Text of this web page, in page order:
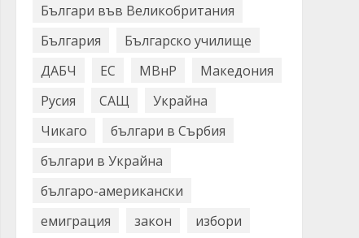
Българи във Великобритания
България
Българско училище
ДАБЧ
ЕС МВнР
Македония
Русия
САЩ
Украйна
Чикаго
българи в Сърбия
българи в Украйна
българо-американски
емиграция
закон
избори